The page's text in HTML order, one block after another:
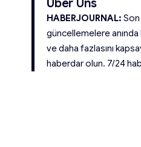
Über Uns
HABERJOURNAL: Son
güncellemelere
ve daha fazlasını
haberdar olun. 7/24